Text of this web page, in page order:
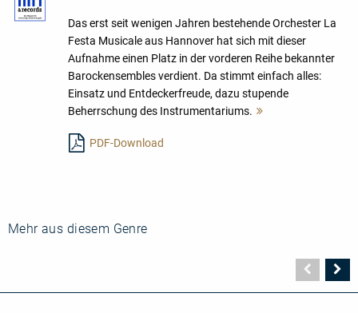
Das erst seit wenigen Jahren bestehende Orchester La
Festa Musicale aus Hannover hat sich mit dieser
Aufnahme einen Platz in der vorderen Reihe bekannter
Barockensembles verdient. Da stimmt einfach alles:
Einsatz und Entdeckerfreude, dazu stupende
Beherrschung des Instrumentariums.
PDF-Download
Mehr aus diesem Genre
Seite